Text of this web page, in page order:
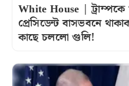
White House |
প্রেসিডেন্ট বাসভবনে
কাছে চললো গুলি!